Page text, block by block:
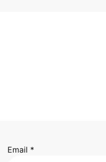
Email *